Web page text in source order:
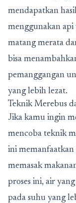
mendapatkan
menggunakan api
matang merata
bisa
pemanggangan
yang lebih lezat.
Teknik Merebus
Jika kamu ingin
mencoba teknik
ini
memasak
proses ini, air
pada suhu yang